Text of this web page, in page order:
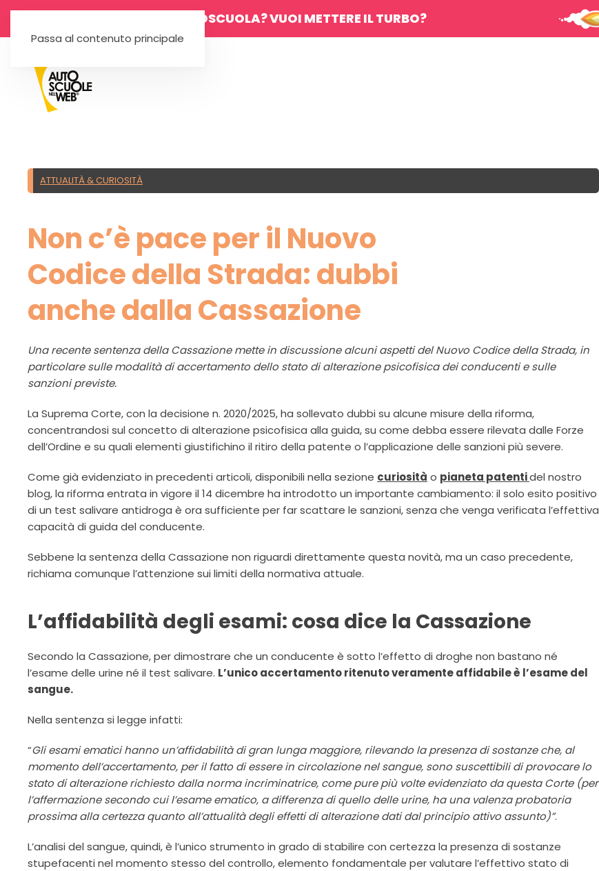
Passa al contenuto principale
SEI UN'AUTOSCUOLA? VUOI METTERE IL TURBO?
ATTUALITÀ & CURIOSITÀ
Non c’è pace per il Nuovo
Codice della Strada: dubbi
anche dalla Cassazione
Una recente sentenza della Cassazione mette in discussione alcuni aspetti del Nuovo Codice della Strada, in
particolare sulle modalità di accertamento dello stato di alterazione psicofisica dei conducenti e sulle
sanzioni previste.
La Suprema Corte, con la decisione n. 2020/2025, ha sollevato dubbi su alcune misure della riforma,
concentrandosi sul concetto di alterazione psicofisica alla guida, su come debba essere rilevata dalle Forze
dell’Ordine e su quali elementi giustifichino il ritiro della patente o l’applicazione delle sanzioni più severe.
Come già evidenziato in precedenti articoli, disponibili nella sezione curiosità o pianeta patentidel nostro
blog, la riforma entrata in vigore il 14 dicembre ha introdotto un importante cambiamento: il solo esito positivo
di un test salivare antidroga è ora sufficiente per far scattare le sanzioni, senza che venga verificata l’effettiva
capacità di guida del conducente.
Sebbene la sentenza della Cassazione non riguardi direttamente questa novità, ma un caso precedente,
richiama comunque l’attenzione sui limiti della normativa attuale.
L’affidabilità degli esami: cosa dice la Cassazione
Secondo la Cassazione, per dimostrare che un conducente è sotto l’effetto di droghe non bastano né
l’esame delle urine né il test salivare. L’unico accertamento ritenuto veramente affidabile è l’esame del
sangue.
Nella sentenza si legge infatti:
“Gli esami ematici hanno un’affidabilità di gran lunga maggiore, rilevando la presenza di sostanze che, al
momento dell’accertamento, per il fatto di essere in circolazione nel sangue, sono suscettibili di provocare lo
stato di alterazione richiesto dalla norma incriminatrice, come pure più volte evidenziato da questa Corte (per
l’affermazione secondo cui l’esame ematico, a differenza di quello delle urine, ha una valenza probatoria
prossima alla certezza quanto all’attualità degli effetti di alterazione dati dal principio attivo assunto)”.
L’analisi del sangue, quindi, è l’unico strumento in grado di stabilire con certezza la presenza di sostanze
stupefacenti nel momento stesso del controllo, elemento fondamentale per valutare l’effettivo stato di